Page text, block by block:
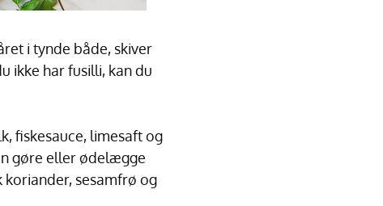
i tynde både, skiver
ikke har fusilli, kan du
fiskesauce, limesaft og
gøre eller ødelægge
sesamfrø og